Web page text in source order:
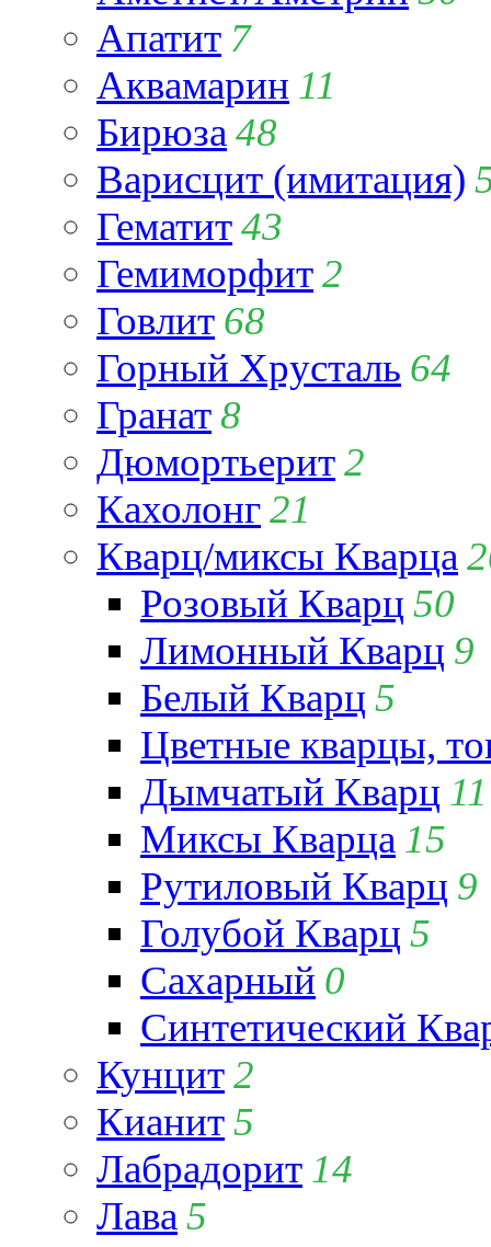
Апатит 7
Аквамарин 11
Бирюза 48
Варисцит (имитация)
Гематит43
Гемиморфит2
Говлит 68
Горный Хрусталь 64
Гранат8
Дюмортьерит2
Кахолонг21
Кварц/миксы Кварца
Розовый Кварц 50
Лимонный Кварц 9
Белый Кварц 5
Цветные кварцы,
Дымчатый Кварц 11
Миксы Кварца 15
Рутиловый Кварц 9
Голубой Кварц 5
Сахарный 0
Синтетический
Кунцит2
Кианит5
Лабрадорит 14
Лава 5